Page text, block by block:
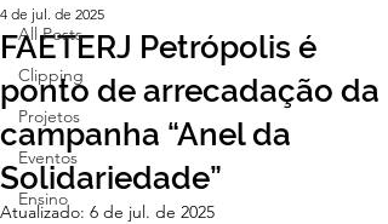
All Posts
Clipping
Projetos
Eventos
Ensino
FAETERJ Petrópolis é
ponto de arrecadação da
campanha “Anel da
Solidariedade”
4 de jul. de 2025
Atualizado: 6 de jul. de 2025